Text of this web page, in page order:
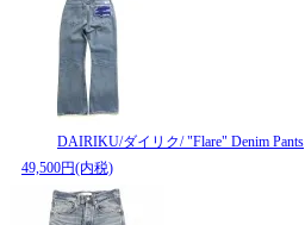
DAIRIKU/ダイリク/ "Flare" Denim Pants
49,500円(内税)